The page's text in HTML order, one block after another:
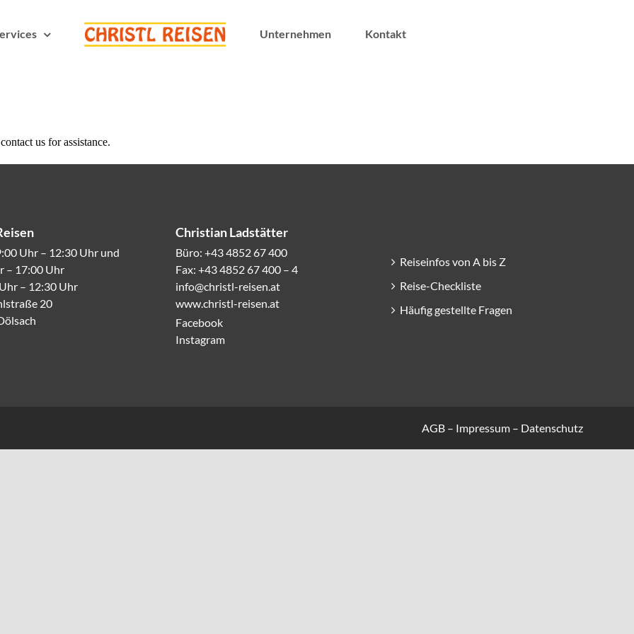
Unternehmen Kontakt
Uhr – 12:30 Uhr und
– 17:00 Uhr
– 12:30 Uhr
20
Christian Ladstätter
Büro: +43 4852 67 400
Fax: +43 4852 67 400 – 4
info@christl-reisen.at
www.christl-reisen.at
Facebook
Instagram
Reiseinfos von A bis Z
Reise-Checkliste
Häufig gestellte Fragen
AGB – Impressum – Datenschutz